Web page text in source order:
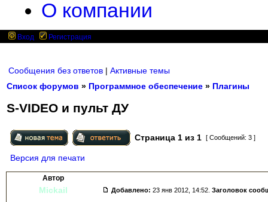
О компании
Вход Регистрация
Сообщения без ответов | Активные темы
Список форумов » Программное обеспечение » Плагины
S-VIDEO и пульт ДУ
Страница 1 из 1 [ Сообщений: 3 ]
Версия для печати
Автор
Mickail Добавлено: 23 янв 2012, 14:52. Заголовок